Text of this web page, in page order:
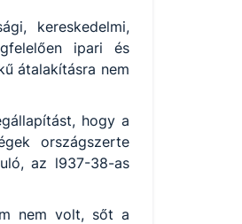
kereskedelmi,
ipari és
átalakításra nem
hogy a
országszerte
az l937-38-as
nem volt, sőt a